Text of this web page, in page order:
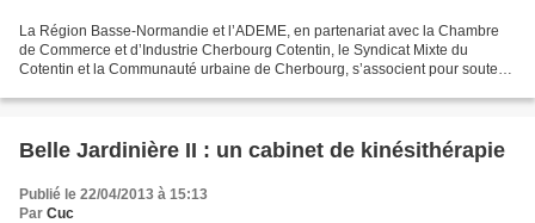
La Région Basse-Normandie et l’ADEME, en partenariat avec la Chambre
de Commerce et d’Industrie Cherbourg Cotentin, le Syndicat Mixte du
Cotentin et la Communauté urbaine de Cherbourg, s’associent pour soutenir
Belle Jardinière II : un cabinet de kinésithérapie
Publié le 22/04/2013 à 15:13
Par Cuc